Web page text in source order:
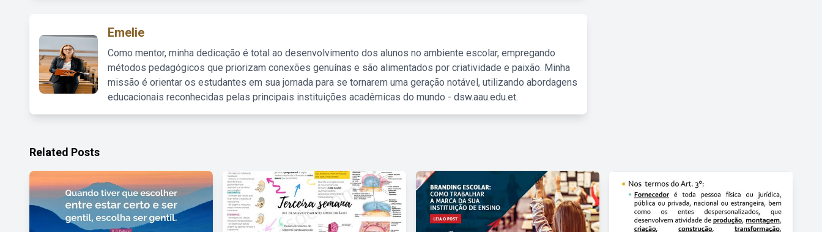
Emelie
Como mentor, minha dedicação é total ao desenvolvimento dos alunos no ambiente escolar, empregando
métodos pedagógicos que priorizam conexões genuínas e são alimentados por criatividade e paixão. Minha
missão é orientar os estudantes em sua jornada para se tornarem uma geração notável, utilizando abordagens
educacionais reconhecidas pelas principais instituições acadêmicas do mundo - dsw.aau.edu.et.
Related Posts